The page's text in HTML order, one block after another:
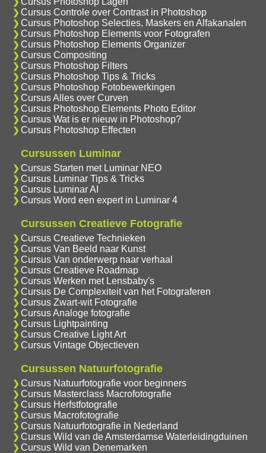
Cursus Controle over Contrast in Photoshop
Cursus Photoshop Selecties, Maskers en Alfakanalen
Cursus Photoshop Elements voor Fotografen
Cursus Photoshop Elements Organizer
Cursus Compositing
Cursus Photoshop Filters
Cursus Photoshop Tips & Tricks
Cursus Photoshop Fotobewerkingen
Cursus Alles over Curven
Cursus Photoshop Elements Photo Editor
Cursus Wat is er nieuw in Photoshop?
Cursus Photoshop Effecten
Cursussen Luminar
Cursus Starten met Luminar NEO
Cursus Luminar Tips & Tricks
Cursus Luminar AI
Cursus Word een expert in Luminar 4
Cursussen Creatieve Fotografie
Cursus Creatieve Technieken
Cursus Van Beeld naar Kunst
Cursus Van onderwerp naar verhaal
Cursus Creatieve Roadmap
Cursus Werken met Lensbaby's
Cursus De Complexiteit van het Fotograferen
Cursus Zwart-wit Fotografie
Cursus Analoge fotografie
Cursus Lightpainting
Cursus Creative Light Art
Cursus Vintage Objectieven
Cursussen Natuurfotografie
Cursus Natuurfotografie voor beginners
Cursus Masterclass Macrofotografie
Cursus Herfstfotografie
Cursus Macrofotografie
Cursus Natuurfotografie in Nederland
Cursus Wild van de Amsterdamse Waterleidingduinen
Cursus Wild van Denemarken